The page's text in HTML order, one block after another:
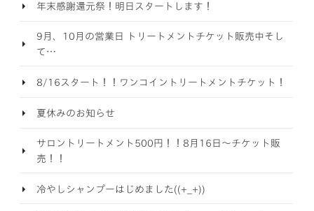
年末感謝還元祭！明日スタートします！
9月、10月の営業日 トリートメントチケット販売中そし
て…
8/16スタート！！ワンコイントリートメントチケット！
夏休みのお知らせ
サロントリートメント500円！！8月16日～チケット販
売！！
冷やしシャンプーはじめました((+_+))